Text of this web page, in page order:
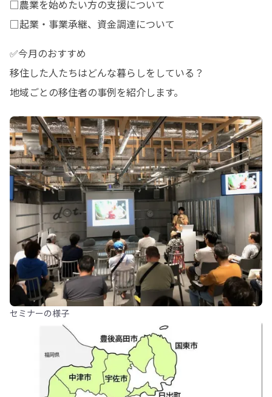
□農業を始めたい方の支援について
□起業・事業承継、資金調達について
✅今月のおすすめ
移住した人たちはどんな暮らしをしている？
地域ごとの移住者の事例を紹介します。
セミナーの様子